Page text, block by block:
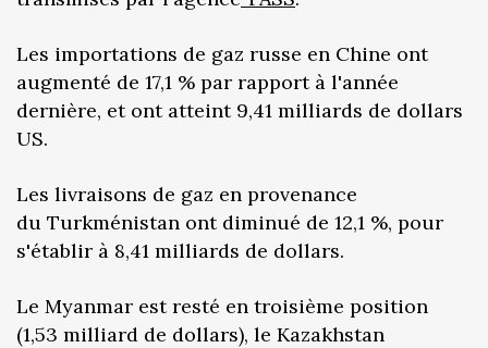
Les importations de gaz russe en Chine ont
augmenté de 17,1 % par rapport à l'année
dernière, et ont atteint 9,41 milliards de dollars
US.
Les livraisons de gaz en provenance
du Turkménistan ont diminué de 12,1 %, pour
s'établir à 8,41 milliards de dollars.
Le Myanmar est resté en troisième position
(1,53 milliard de dollars), le Kazakhstan